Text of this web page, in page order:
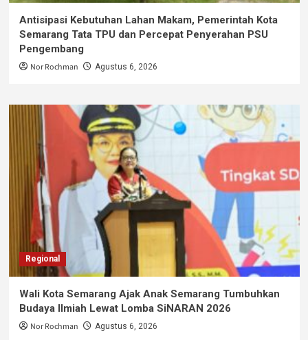
Antisipasi Kebutuhan Lahan Makam, Pemerintah Kota
Semarang Tata TPU dan Percepat Penyerahan PSU
Pengembang
Nor Rochman Agustus 6, 2026
Regional
Wali Kota Semarang Ajak Anak Semarang Tumbuhkan
Budaya Ilmiah Lewat Lomba SiNARAN 2026
Nor Rochman Agustus 6, 2026